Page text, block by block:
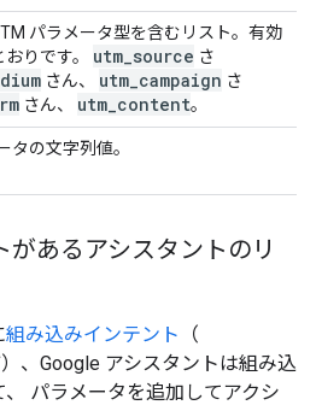
パラメータ型を含むリスト。有効
りです。 utm source さ
さん、 utm campaign さ
さん、 utm content。
タの文字列値。
あるアシスタントのリ
組み込みインテント
（
、Google アシスタントは組み込
パラメータを追加してアクシ